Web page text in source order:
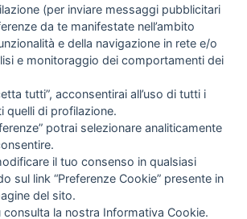
Vedi tutti
(per inviare messaggi pubblicitari
da te manifestate nell’ambito
e della navigazione in rete e/o
e monitoraggio dei comportamenti dei
tutti”, acconsentirai all’uso di tutti i
quelli di profilazione.
potrai selezionare analiticamente
il tuo consenso in qualsiasi
sul link “Preferenze Cookie” presente in
del sito.
consulta la nostra Informativa Cookie.